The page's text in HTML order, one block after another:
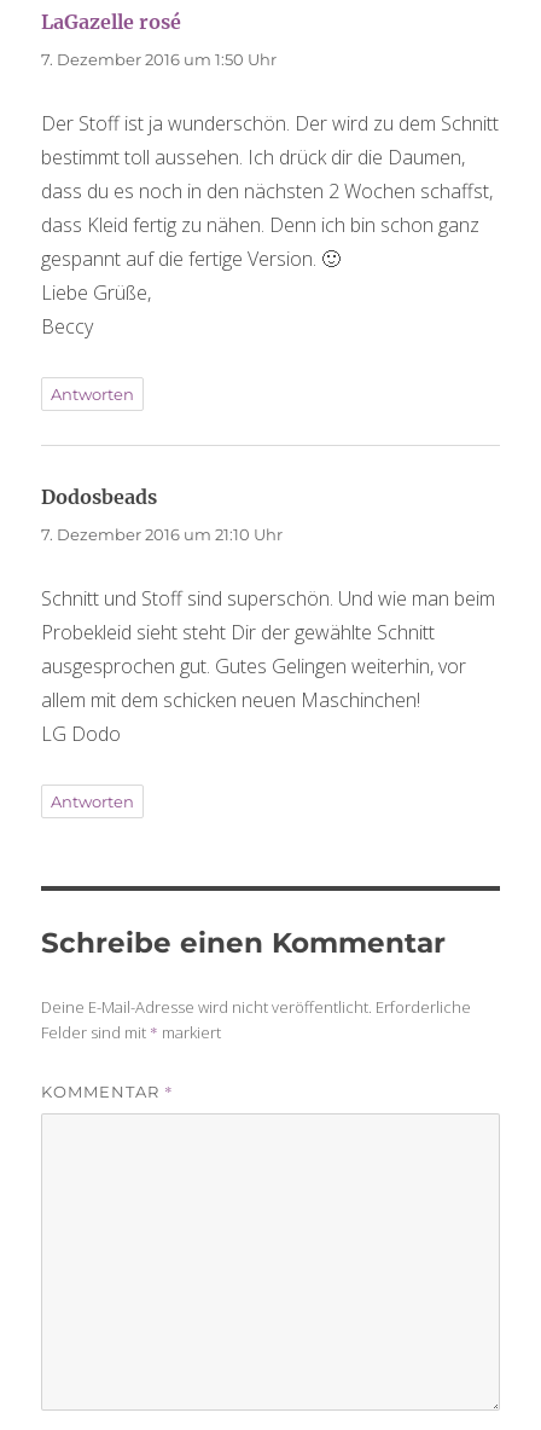
LaGazelle rosé
7. Dezember 2016 um 1:50 Uhr
Der Stoff ist ja wunderschön. Der wird zu dem Schnitt
bestimmt toll aussehen. Ich drück dir die Daumen,
dass du es noch in den nächsten 2 Wochen schaffst,
dass Kleid fertig zu nähen. Denn ich bin schon ganz
gespannt auf die fertige Version. 🙂
Liebe Grüße,
Beccy
Antworten
Dodosbeads
7. Dezember 2016 um 21:10 Uhr
Schnitt und Stoff sind superschön. Und wie man beim
Probekleid sieht steht Dir der gewählte Schnitt
ausgesprochen gut. Gutes Gelingen weiterhin, vor
allem mit dem schicken neuen Maschinchen!
LG Dodo
Antworten
Schreibe einen Kommentar
Deine E-Mail-Adresse wird nicht veröffentlicht. Erforderliche
Felder sind mit * markiert
KOMMENTAR *